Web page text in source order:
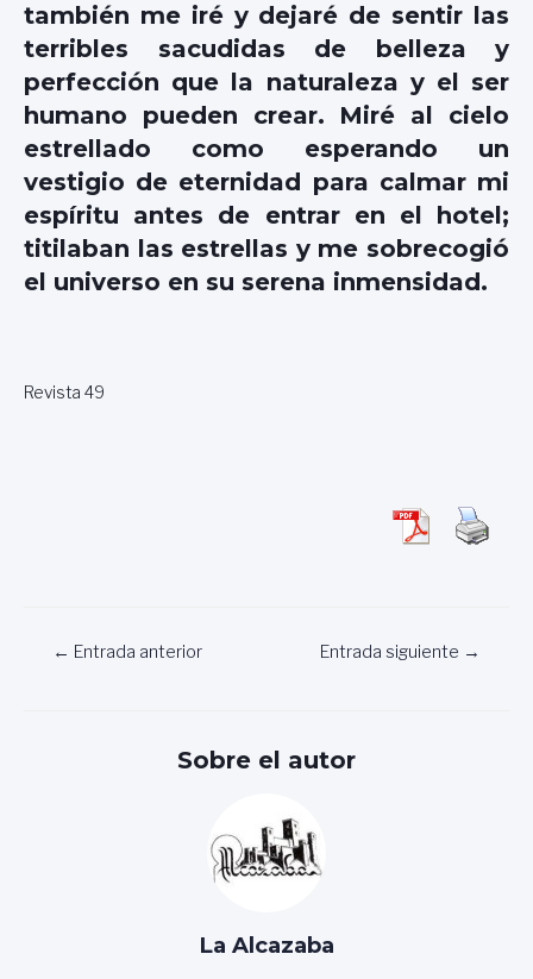
también me iré y dejaré de sentir las
terribles sacudidas de belleza y
perfección que la naturaleza y el ser
humano pueden crear. Miré al cielo
estrellado como esperando un
vestigio de eternidad para calmar mi
espíritu antes de entrar en el hotel;
titilaban las estrellas y me sobrecogió
el universo en su serena inmensidad.
Revista 49
Navegación
← Entrada anterior Entrada siguiente →
Sobre el autor
La Alcazaba